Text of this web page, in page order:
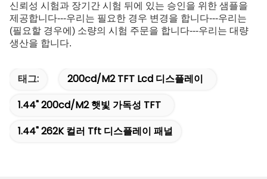
신뢰성 시험과 장기간 시험 뒤에 있는 승인을 위한 샘플을
제공합니다---우리는 필요한 경우 변경을 합니다---우리는
(필요할 경우에) 소량의 시험 주문을 합니다---우리는 대량
생산을 합니다.
태그:
200cd/m2 TFT Lcd 디스플레이
1.44" 200cd/m2 햇빛 가독성 TFT
1.44" 262K 컬러 Tft 디스플레이 패널